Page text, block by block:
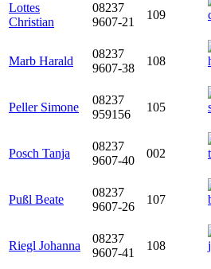
Lottes
Christian
08237
9607-21
109
Marb Harald
08237
9607-38
108
Peller Simone
08237
959156
105
Posch Tanja
08237
9607-40
002
Pußl Beate
08237
9607-26
107
Riegl Johanna
08237
9607-41
108